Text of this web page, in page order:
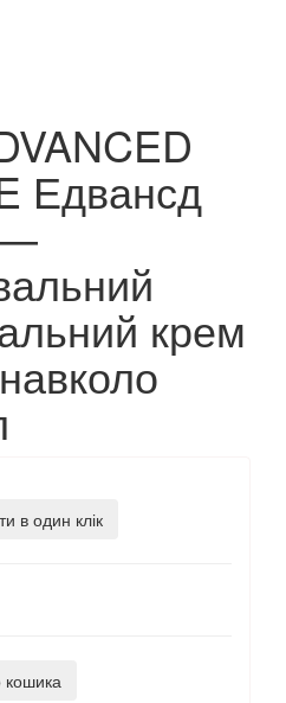
Едвансд
крем
в один клік
кошика